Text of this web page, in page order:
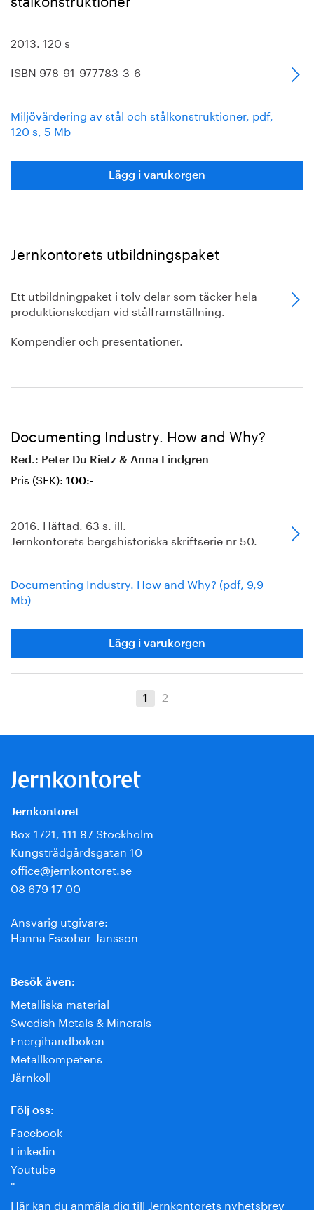
2013. 120 s
ISBN 978-91-977783-3-6
Miljövärdering av stål och stålkonstruktioner, pdf,
120 s, 5 Mb
Lägg i varukorgen
Jernkontorets utbildningspaket
Ett utbildningpaket i tolv delar som täcker hela
produktionskedjan vid stålframställning.
Kompendier och presentationer.
Documenting Industry. How and Why?
Red.: Peter Du Rietz & Anna Lindgren
Pris (SEK): 100:-
2016. Häftad. 63 s. ill.
Jernkontorets bergshistoriska skriftserie nr 50.
Documenting Industry. How and Why? (pdf, 9,9
Mb)
Lägg i varukorgen
1 2
Jernkontoret
Box 1721, 111 87 Stockholm
Kungsträdgårdsgatan 10
office@jernkontoret.se
08 679 17 00
Ansvarig utgivare:
Hanna Escobar-Jansson
Besök även:
Metalliska material
Swedish Metals & Minerals
Energihandboken
Metallkompetens
Järnkoll
Följ oss:
Facebook
Linkedin
Youtube
¨
Här kan du anmäla dig till Jernkontorets nyhetsbrev